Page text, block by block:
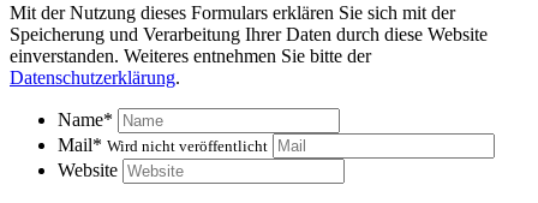
Mit der Nutzung dieses Formulars erklären Sie sich mit der
Speicherung und Verarbeitung Ihrer Daten durch diese Website
einverstanden. Weiteres entnehmen Sie bitte der
Datenschutzerklärung.
Name*
Mail* Wird nicht veröffentlicht
Website